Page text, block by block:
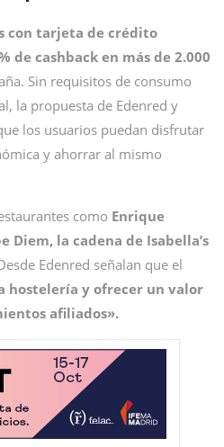
con tarjeta de crédito
de cashback en más de 2.000
Sin requisitos de consumo
la propuesta de Edenred y
los usuarios puedan disfrutar
y ahorrar al mismo
como Enrique
Diem, la cadena de Isabella’s
Edenred señalan que el
hostelería y ofrecer un valor
afiliados».